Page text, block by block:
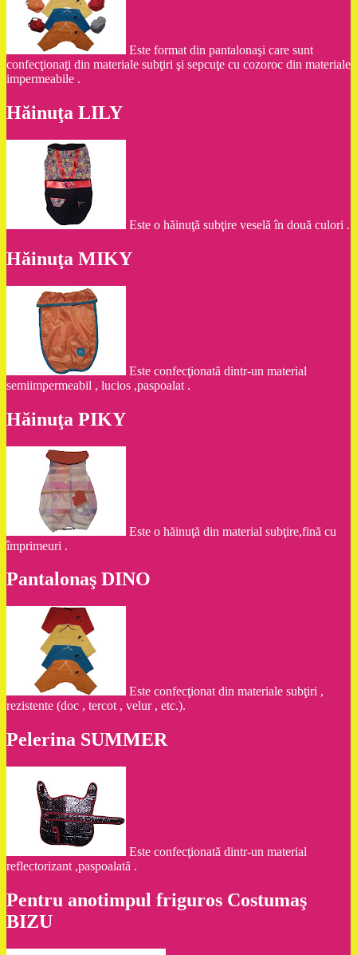
Este format din pantalonaşi care sunt
confecţionaţi din materiale subţiri şi sepcuţe cu cozoroc din materiale
impermeabile .
Hăinuţa LILY
Este o hăinuţă subţire veselă în două culori .
Hăinuţa MIKY
Este confecţionată dintr-un material
semiimpermeabil , lucios ,paspoalat .
Hăinuţa PIKY
Este o hăinuţă din material subţire,fină cu
împrimeuri .
Pantalonaş DINO
Este confecţionat din materiale subţiri ,
rezistente (doc , tercot , velur , etc.).
Pelerina SUMMER
Este confecţionată dintr-un material
reflectorizant ,paspoalată .
Pentru anotimpul friguros Costumaş
BIZU